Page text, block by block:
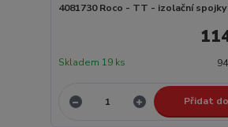
4081730 Roco - TT - izolační
Skladem 19 ks
Přidat